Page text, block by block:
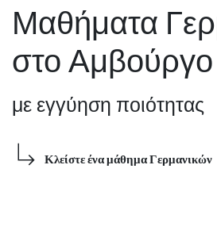
Μαθήματα
στο
με εγγύηση ποιότητας
Κλείστε ένα μάθημα Γερμανικών